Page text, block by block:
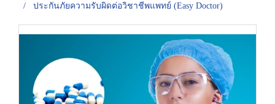
ประกันภัยความรับผิดต่อวิชาชีพแพทย์ (Easy Doctor)